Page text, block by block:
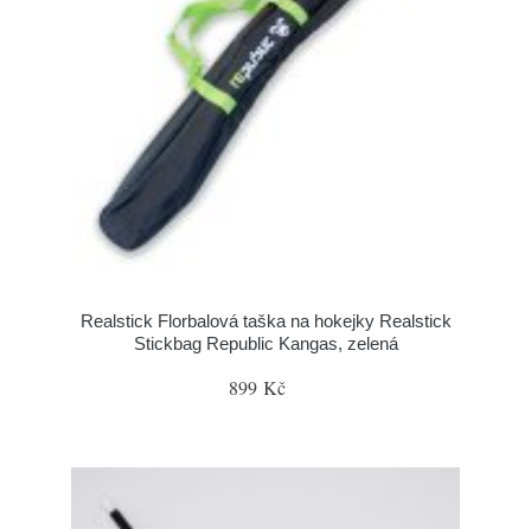
Realstick Florbalová taška na hokejky Realstick
Stickbag Republic Kangas, zelená
899 Kč